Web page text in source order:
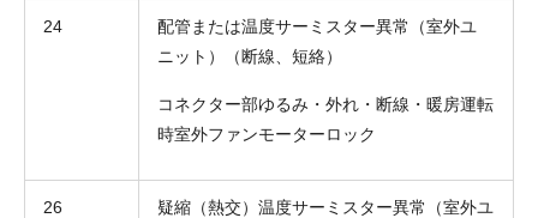
24
配管または温度サーミスター異常（室外ユ
ニット）（断線、短絡）
コネクター部ゆるみ・外れ・断線・暖房運転
時室外ファンモーターロック
26
疑縮（熱交）温度サーミスター異常（室外ユ
ご相談
メッセージ